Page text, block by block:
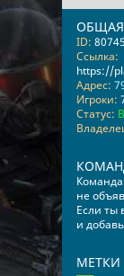
ID: 80745
Ссылка:
https://
Адрес:
Игроки:
Статус:
не
Если ты
и
МЕТКИ